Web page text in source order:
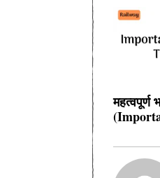
महत्वपूर्ण